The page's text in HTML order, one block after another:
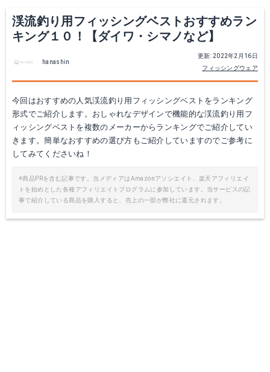
渓流釣り用フィッシングベストおすすめラン
キング１０！【ダイワ・シマノなど】
更新: 2022年2月16日
フィッシングウェア
hanashin
今回はおすすめの人気渓流釣り用フィッシングベストをランキング
形式でご紹介します。おしゃれなデザインで機能的な渓流釣り用フ
ィッシングベストを複数のメーカーからランキングでご紹介してい
きます。簡単なおすすめの選び方もご紹介していますのでご参考に
してみてくださいね！
※商品PRを含む記事です。当メディアはAmazonアソシエイト、楽天アフィリエイ
トを始めとした各種アフィリエイトプログラムに参加しています。当サービスの記
事で紹介している商品を購入すると、売上の一部が弊社に還元されます。
MANATSULIFE メンズ ベスト
Amazonで詳細を見る
楽天で詳細を見る
Amazonで詳細を見る
楽天で詳細を見る